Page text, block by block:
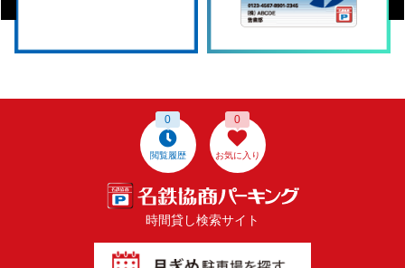
閲覧履歴
0
お気に入り
0
時間貸し検索サイト